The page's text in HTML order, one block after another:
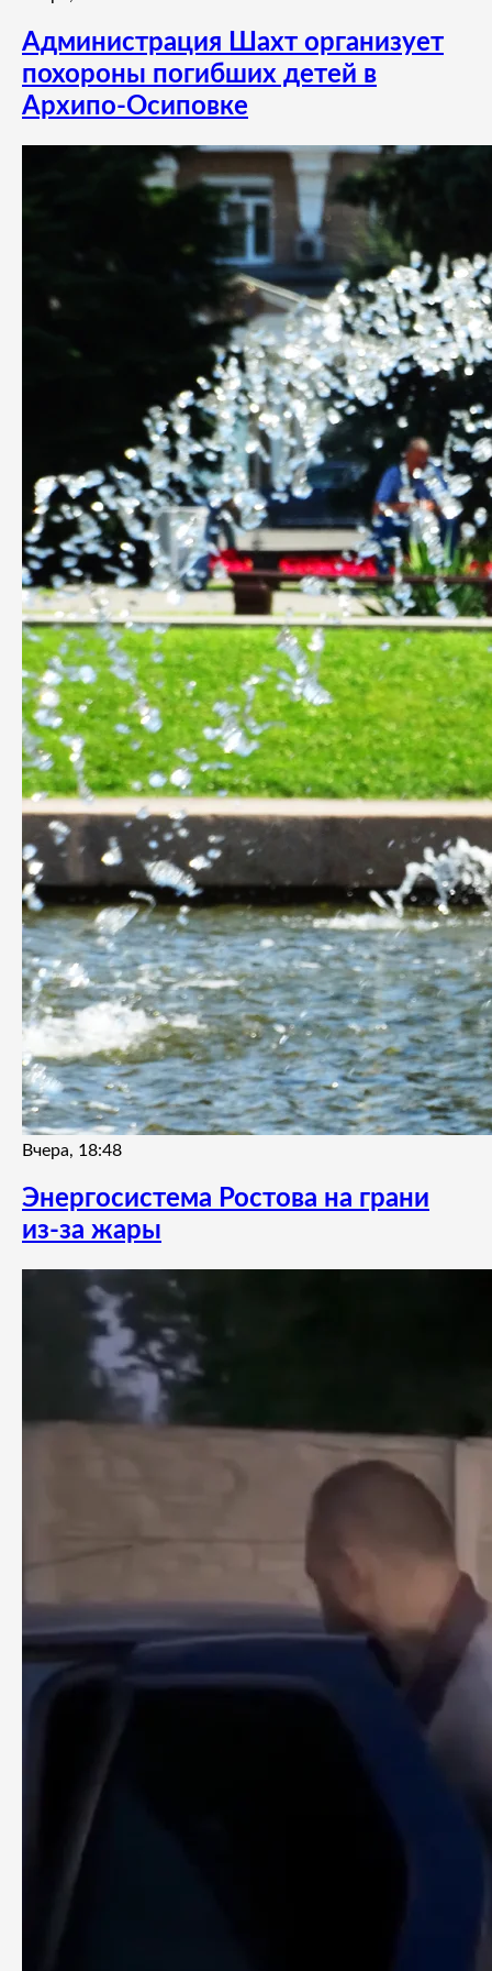
Администрация Шахт организует
похороны погибших детей в
Архипо-Осиповке
Вчера, 18:48
Энергосистема Ростова на грани
из-за жары